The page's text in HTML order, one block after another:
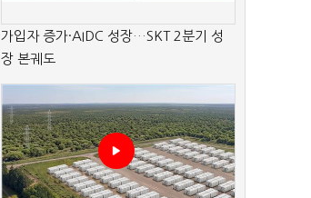
가입자 증가·AIDC 성장…SKT 2분기 성
장 본궤도